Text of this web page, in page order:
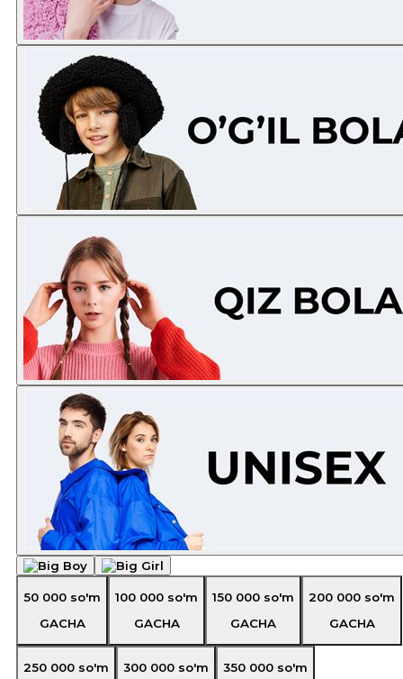
50 000 so'm
GACHA
100 000 so'm
GACHA
150 000 so'm
GACHA
200 000 so'm
GACHA
250 000 so'm
300 000 so'm
350 000 so'm